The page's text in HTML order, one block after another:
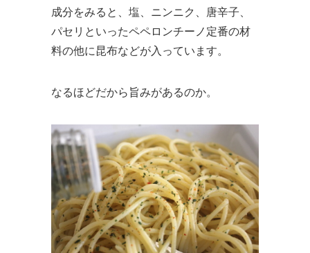
成分をみると、塩、ニンニク、唐辛子、
パセリといったペペロンチーノ定番の材
料の他に昆布などが入っています。
なるほどだから旨みがあるのか。